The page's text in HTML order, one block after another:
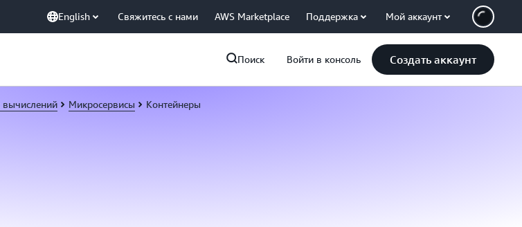
English Свяжитесь с нами AWS Marketplace Поддержка Мой аккаунт
Поиск Войти в консоль Создать аккаунт
вычислений Микросервисы Контейнеры